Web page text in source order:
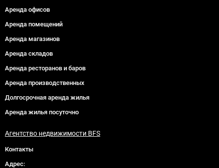
Аренда офисов
Аренда помещений
Аренда магазинов
Аренда складов
Аренда ресторанов и баров
Аренда производственных
Долгосрочная аренда жилья
Аренда жилья посуточно
Агентство недвижимости BFS
Контакты
Адрес: